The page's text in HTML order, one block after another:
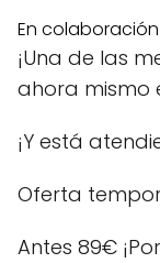
En
¡Una de las
ahora mismo
¡Y está
Oferta
Antes 89€